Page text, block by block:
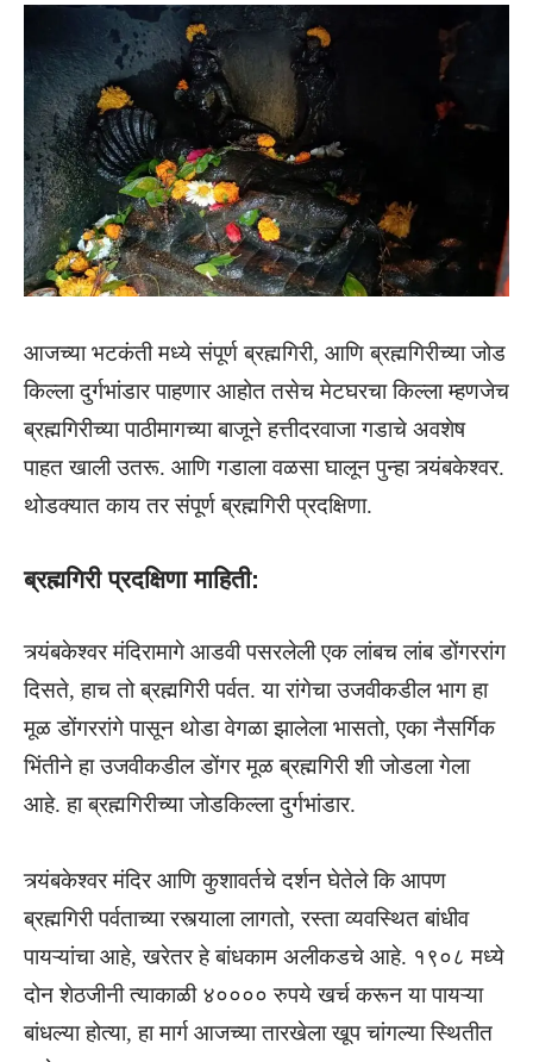
आजच्या भटकंती मध्ये संपूर्ण ब्रह्मगिरी, आणि ब्रह्मगिरीच्या जोड
किल्लादुर्गभांडार पाहणार आहोत तसेच मेटघरचा किल्ला म्हणजेच
ब्रह्मगिरीच्या पाठीमागच्या बाजूने हत्तीदरवाजा गडाचे अवशेष
पाहत खाली उतरू. आणि गडाला वळसा घालून पुन्हा त्र्यंबकेश्वर.
थोडक्यात काय तर संपूर्ण ब्रह्मगिरी प्रदक्षिणा.
ब्रह्मगिरी प्रदक्षिणा माहिती:
त्र्यंबकेश्वर मंदिरामागे आडवी पसरलेली एक लांबच लांब डोंगररांग
दिसते, हाच तो ब्रह्मगिरी पर्वत. या रांगेचा उजवीकडील भाग हा
मूळ डोंगररांगे पासून थोडा वेगळा झालेला भासतो, एका नैसर्गिक
भिंतीने हा उजवीकडील डोंगर मूळ ब्रह्मगिरी शी जोडला गेला
आहे. हा ब्रह्मगिरीच्या जोडकिल्ला दुर्गभांडार.
त्र्यंबकेश्वर मंदिर आणि कुशावर्तचे दर्शन घेतेले कि आपण
ब्रह्मगिरी पर्वताच्या रस्त्याला लागतो, रस्ता व्यवस्थित बांधीव
पायऱ्यांचा आहे, खरेतर हे बांधकाम अलीकडचे आहे. १९०८ मध्ये
दोन शेठजीनी त्याकाळी ४०००० रुपये खर्च करून या पायऱ्या
बांधल्या होत्या, हा मार्ग आजच्या तारखेला खूप चांगल्या स्थितीत